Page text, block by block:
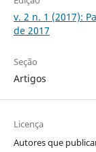
v. 2 n. 1 (2017):
de 2017
Seção
Artigos
Licença
Autores que